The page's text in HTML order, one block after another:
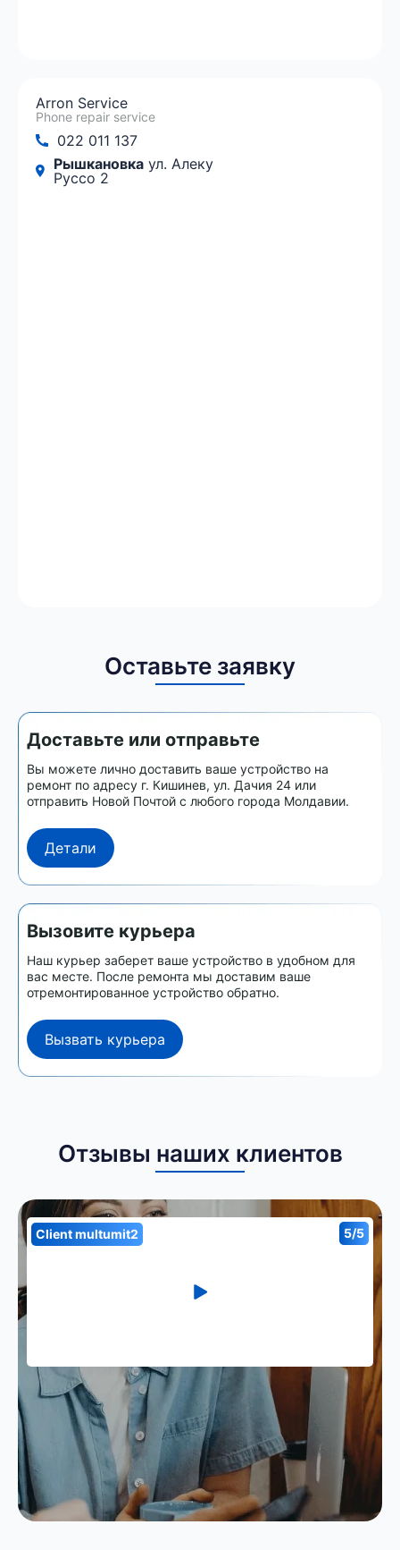
Arron Service
Phone repair service
022 011 137
Рышкановка ул. Алеку
Руссо 2
Оставьте заявку
Доставьте или отправьте
Вы можете лично доставить ваше устройство на
ремонт по адресу г. Кишинев, ул. Дачия 24 или
отправить Новой Почтой с любого города Молдавии.
Детали
Вызовите курьера
Наш курьер заберет ваше устройство в удобном для
вас месте. После ремонта мы доставим ваше
отремонтированное устройство обратно.
Вызвать курьера
Отзывы наших клиентов
Client multumit2 5/5